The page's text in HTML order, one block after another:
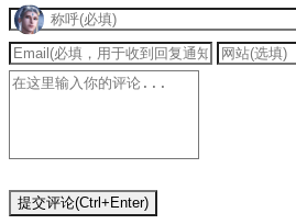
提交评论(Ctrl+Enter)